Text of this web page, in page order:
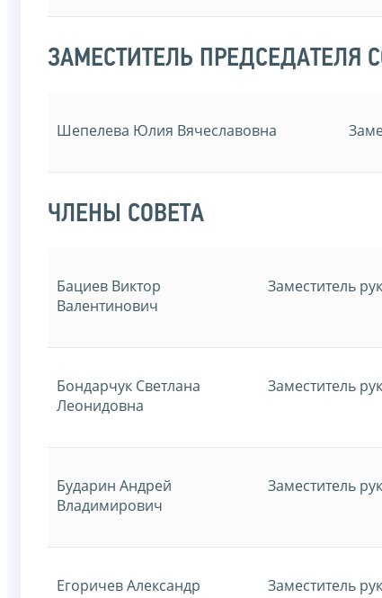
ЗАМЕСТИТЕЛЬ ПРЕДСЕДАТЕЛЯ
Шепелева Юлия Вячеславовна
ЧЛЕНЫ СОВЕТА
Бациев Виктор
Валентинович
Заместитель
Бондарчук Светлана
Леонидовна
Заместитель
Бударин Андрей
Владимирович
Заместитель
Егоричев Александр
Заместитель